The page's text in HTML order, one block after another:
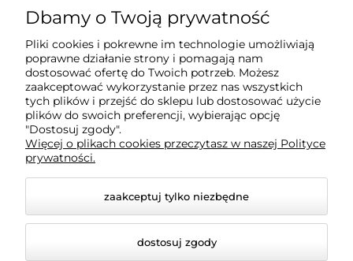
Moje konto
Płatności i dostawa
Informacje
O nas
Dbamy o Twoją prywatność
Pliki cookies i pokrewne im technologie umożliwiają
poprawne działanie strony i pomagają nam
dostosować ofertę do Twoich potrzeb. Możesz
zaakceptować wykorzystanie przez nas wszystkich
tych plików i przejść do sklepu lub dostosować użycie
plików do swoich preferencji, wybierając opcję
"Dostosuj zgody".
Więcej o plikach cookies przeczytasz w naszej Polityce
prywatności.
zaakceptuj tylko niezbędne
dostosuj zgody